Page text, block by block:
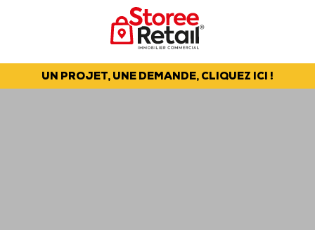
UN PROJET, UNE DEMANDE, CLIQUEZ ICI !